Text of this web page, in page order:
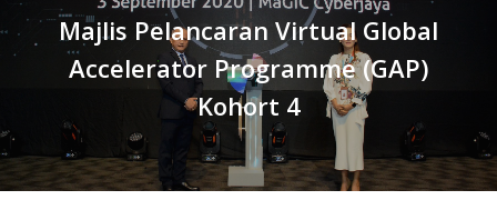
Majlis Pelancaran Virtual Global
Accelerator Programme (GAP)
Kohort 4